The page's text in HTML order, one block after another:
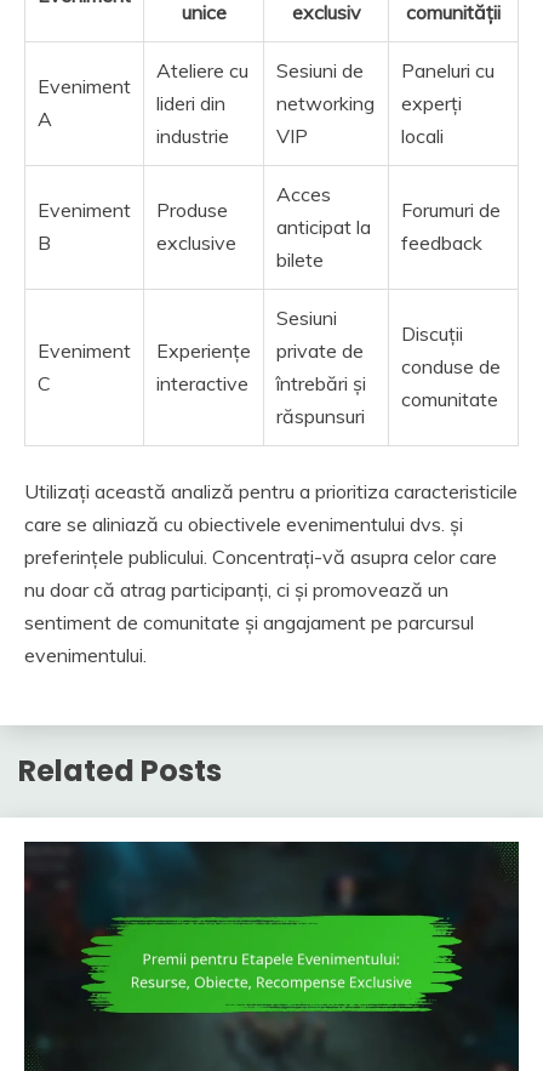
unice exclusiv comunității
Eveniment
A
Ateliere cu
lideri din
industrie
Sesiuni de
networking
VIP
Paneluri cu
experți
locali
Eveniment
B
Produse
exclusive
Acces
anticipat la
bilete
Forumuri de
feedback
Eveniment
C
Experiențe
interactive
Sesiuni
private de
întrebări și
răspunsuri
Discuții
conduse de
comunitate
Utilizați această analiză pentru a prioritiza caracteristicile
care se aliniază cu obiectivele evenimentului dvs. și
preferințele publicului. Concentrați-vă asupra celor care
nu doar că atrag participanți, ci și promovează un
sentiment de comunitate și angajament pe parcursul
evenimentului.
Related Posts